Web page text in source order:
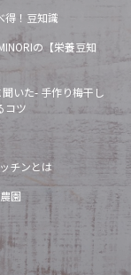
得！豆知識
の【栄養豆知
いた- 手作り梅干し
るコツ
チンとは
園